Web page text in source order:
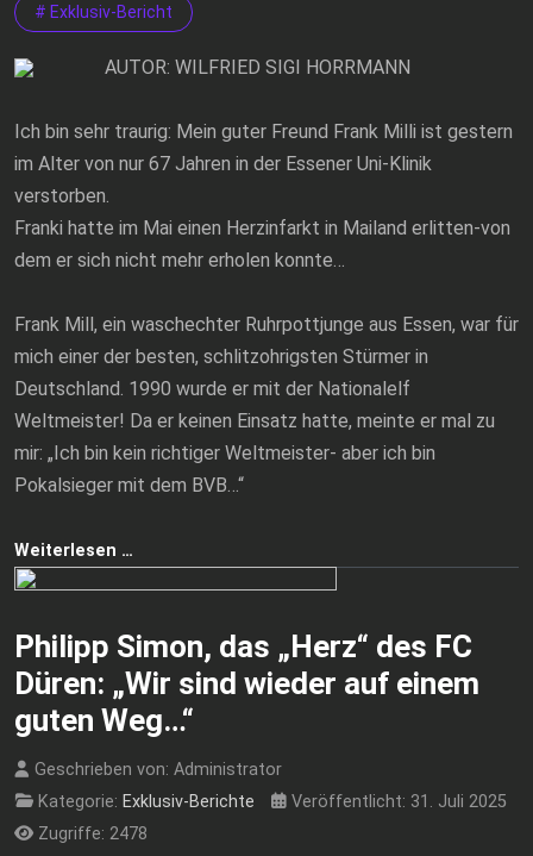
# Exklusiv-Bericht
AUTOR: WILFRIED SIGI HORRMANN
Ich bin sehr traurig: Mein guter Freund Frank Milli ist gestern
im Alter von nur 67 Jahren in der Essener Uni-Klinik
verstorben.
Franki hatte im Mai einen Herzinfarkt in Mailand erlitten-von
dem er sich nicht mehr erholen konnte…
Frank Mill, ein waschechter Ruhrpottjunge aus Essen, war für
mich einer der besten, schlitzohrigsten Stürmer in
Deutschland. 1990 wurde er mit der Nationalelf
Weltmeister! Da er keinen Einsatz hatte, meinte er mal zu
mir: „Ich bin kein richtiger Weltmeister- aber ich bin
Pokalsieger mit dem BVB…“
Weiterlesen …
Philipp Simon, das „Herz“ des FC
Düren: „Wir sind wieder auf einem
guten Weg…“
Geschrieben von: Administrator
Kategorie: Exklusiv-Berichte
Veröffentlicht: 31. Juli 2025
Zugriffe: 2478